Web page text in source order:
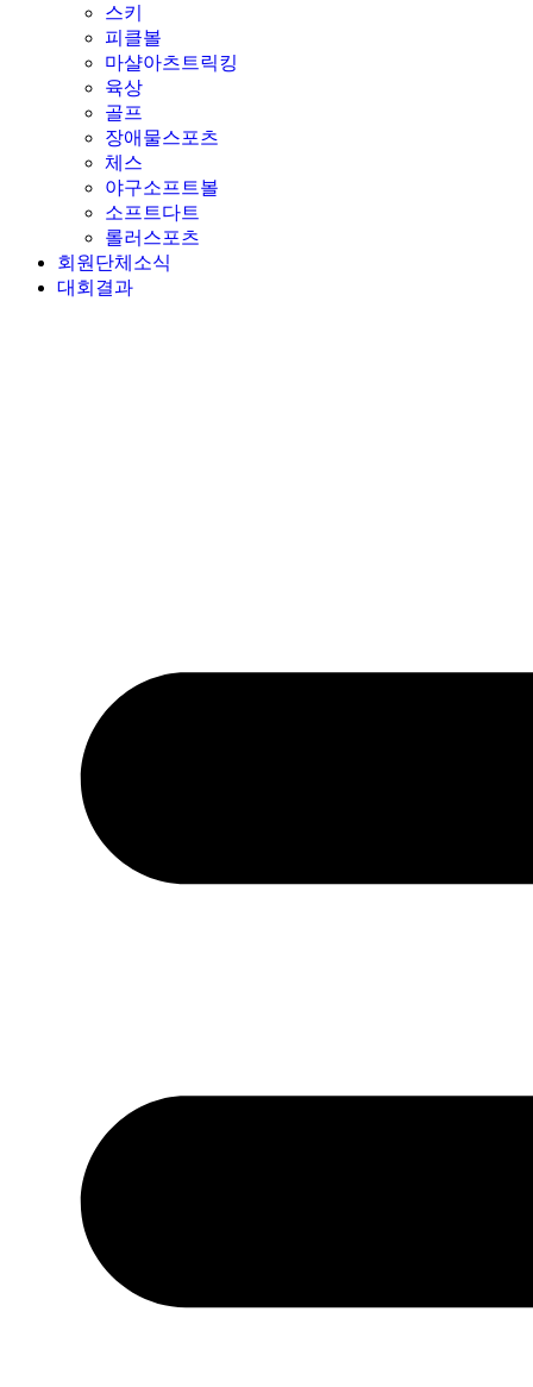
스키
피클볼
마샬아츠트릭킹
육상
골프
장애물스포츠
체스
야구소프트볼
소프트다트
롤러스포츠
회원단체소식
대회결과